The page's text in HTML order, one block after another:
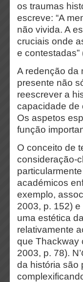
os traumas
escreve: “A
não vivida. A
cruciais onde
e
A redenção da
presente não
reescrever a
capacidade de
Os aspetos
função
O conceito de
consideração-
académicos
exemplo,
2003, p. 152)
uma estética
relativamente
que Thackway
2003, p. 78). N’
da história são